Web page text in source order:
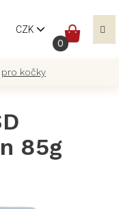
CZK
pro kočky
85g